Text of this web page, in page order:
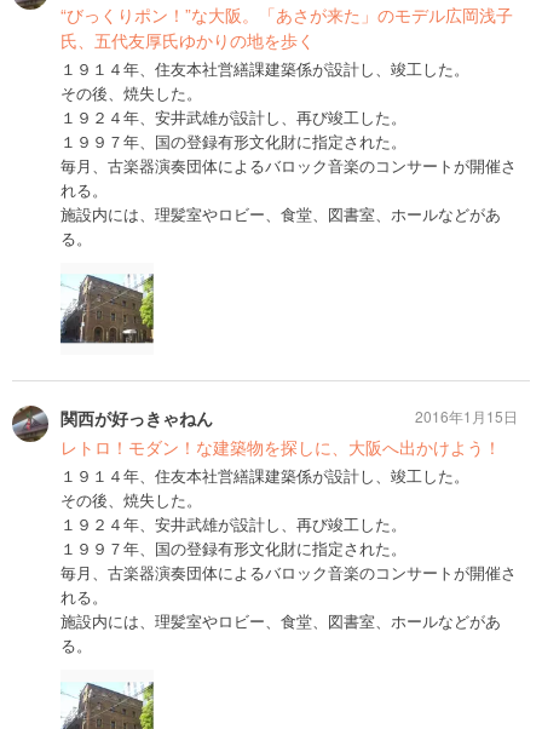
“びっくりポン！”な大阪。「あさが来た」のモデル広岡浅子
氏、五代友厚氏ゆかりの地を歩く
１９１４年、住友本社営繕課建築係が設計し、竣工した。
その後、焼失した。
１９２４年、安井武雄が設計し、再び竣工した。
１９９７年、国の登録有形文化財に指定された。
毎月、古楽器演奏団体によるバロック音楽のコンサートが開催さ
れる。
施設内には、理髪室やロビー、食堂、図書室、ホールなどがあ
る。
関西が好っきゃねん
レトロ！モダン！な建築物を探しに、大阪へ出かけよう！
１９１４年、住友本社営繕課建築係が設計し、竣工した。
その後、焼失した。
１９２４年、安井武雄が設計し、再び竣工した。
１９９７年、国の登録有形文化財に指定された。
毎月、古楽器演奏団体によるバロック音楽のコンサートが開催さ
れる。
施設内には、理髪室やロビー、食堂、図書室、ホールなどがあ
る。
2016年1月15日